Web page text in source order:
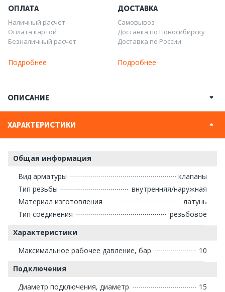
ОПЛАТА
Наличный расчет
Оплата картой
Безналичный расчет
Подробнее
ДОСТАВКА
Самовывоз
Доставка по Новосибирску
Доставка по России
Подробнее
ОПИСАНИЕ
ХАРАКТЕРИСТИКИ
Общая информация
Вид арматуры
клапаны
Тип резьбы
внутренняя/наружная
Материал изготовления
латунь
Тип соединения
резьбовое
Характеристики
Максимальное рабочее давление, бар
10
Подключения
Диаметр подключения, диаметр
15